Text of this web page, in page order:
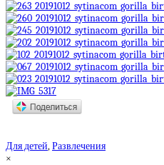
Для детей,Развлечения
×